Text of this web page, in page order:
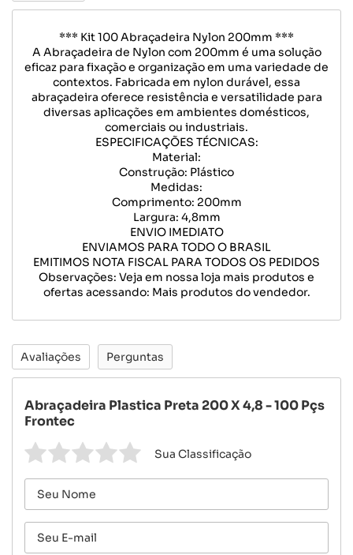
*** Kit 100 Abraçadeira Nylon 200mm ***
A Abraçadeira de Nylon com 200mm é uma solução
eficaz para fixação e organização em uma variedade de
contextos. Fabricada em nylon durável, essa
abraçadeira oferece resistência e versatilidade para
diversas aplicações em ambientes domésticos,
comerciais ou industriais.
ESPECIFICAÇÕES TÉCNICAS:
Material:
Construção: Plástico
Medidas:
Comprimento: 200mm
Largura: 4,8mm
ENVIO IMEDIATO
ENVIAMOS PARA TODO O BRASIL
EMITIMOS NOTA FISCAL PARA TODOS OS PEDIDOS
Observações: Veja em nossa loja mais produtos e
ofertas acessando: Mais produtos do vendedor.
Avaliações Perguntas
Abraçadeira Plastica Preta 200 X 4,8 - 100 Pçs
Frontec
Sua Classificação